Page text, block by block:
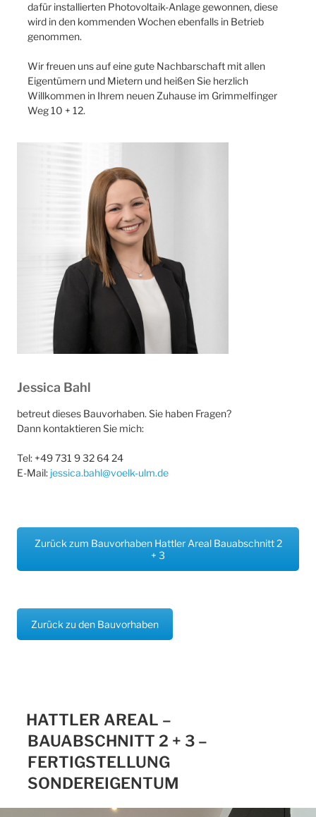
dafür installierten Photovoltaik-Anlage gewonnen, diese
wird in den kommenden Wochen ebenfalls in Betrieb
genommen.
Wir freuen uns auf eine gute Nachbarschaft mit allen
Eigentümern und Mietern und heißen Sie herzlich
Willkommen in Ihrem neuen Zuhause im Grimmelfinger
Weg 10 + 12.
Jessica Bahl
betreut dieses Bauvorhaben. Sie haben Fragen?
Dann kontaktieren Sie mich:
Tel: +49 731 9 32 64 24
E-Mail: jessica.bahl@voelk-ulm.de
Zurück zum Bauvorhaben Hattler Areal Bauabschnitt 2
+ 3
Zurück zu den Bauvorhaben
HATTLER AREAL –
BAUABSCHNITT 2 + 3 –
FERTIGSTELLUNG
SONDEREIGENTUM